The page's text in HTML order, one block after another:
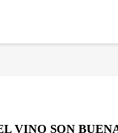
VINO SON